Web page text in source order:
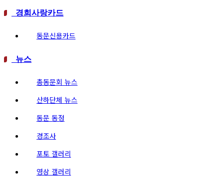
경희사랑카드
동문신용카드
뉴스
총동문회 뉴스
산하단체 뉴스
동문 동정
경조사
포토 갤러리
영상 갤러리